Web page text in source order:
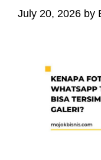
July 20, 2026 by